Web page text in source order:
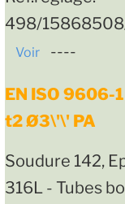
498/
Voir ----
EN ISO 9606-1
t2 Ø3\'\' PA
Soudure 142,
316L - Tubes